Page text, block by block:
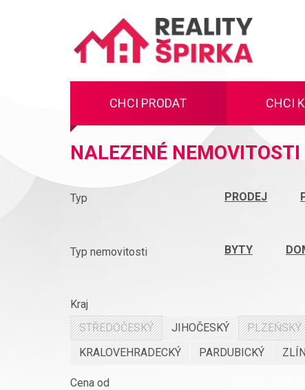
ŠIPKA
CHCI PRODAT CHCI
NALEZENÉ NEMOVITOSTI
Typ PRODEJ
Typ nemovitosti BYTY
Kraj
STŘEDOČESKÝ
JIHOČESKÝ PLZEŇSKÝ
KRALOVEHRADECKÝ
PARDUBICKÝ
Cena od